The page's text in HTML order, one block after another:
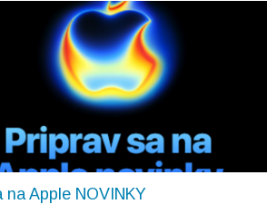
na Apple NOVINKY